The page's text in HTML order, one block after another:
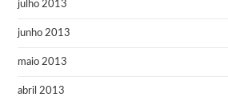
julho 2013
junho 2013
maio 2013
abril 2013